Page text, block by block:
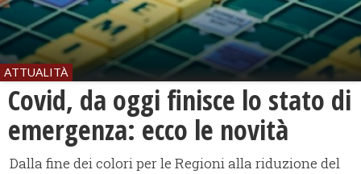
ATTUALITÀ
Covid, da oggi finisce lo stato di
emergenza: ecco le novità
Dalla fine dei colori per le Regioni alla riduzione del